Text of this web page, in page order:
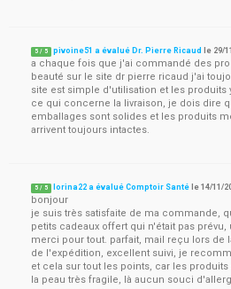
5 / 5 pivoine51 a évalué Dr. Pierre Ricaud le 29/
a chaque fois que j'ai commandé des
beauté sur le site dr pierre ricaud j'ai
site est simple d'utilisation et les produits
ce qui concerne la livraison, je dois dire
emballages sont solides et les produits
arrivent toujours intactes.
5 / 5 lorina22 a évalué Comptoir Santé le14/11/
bonjour
je suis très satisfaite de ma commande,
petits cadeaux offert qui n'était pas
merci pour tout. parfait, mail reçu lors de
de l'expédition, excellent suivi, je
et cela sur tout les points, car les
la peau très fragile, là aucun souci